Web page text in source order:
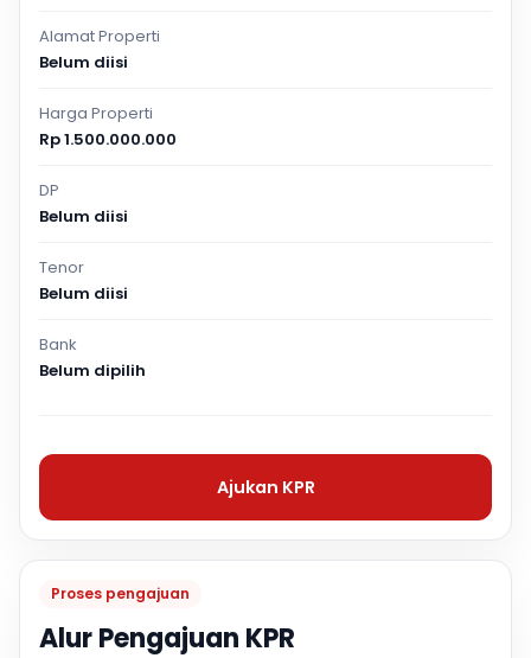
Proses pengajuan
Alur Pengajuan KPR
Alamat Properti
Belum diisi
Harga Properti
Rp 1.500.000.000
DP
Belum diisi
Tenor
Belum diisi
Bank
Belum dipilih
Ajukan KPR